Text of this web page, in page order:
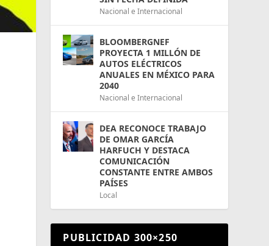
Nacional e Internacional
BLOOMBERGNEF
PROYECTA 1 MILLÓN DE
AUTOS ELÉCTRICOS
ANUALES EN MÉXICO PARA
2040
Nacional e Internacional
DEA RECONOCE TRABAJO
DE OMAR GARCÍA
HARFUCH Y DESTACA
COMUNICACIÓN
CONSTANTE ENTRE AMBOS
PAÍSES
Local
PUBLICIDAD 300×250